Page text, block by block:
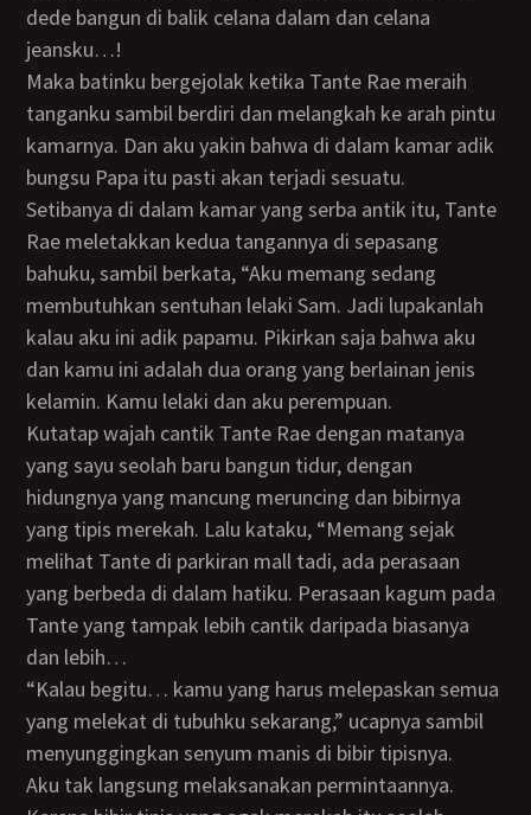
dede bangun di balik celana dalam dan celana
jeansku…!
Maka batinku bergejolak ketika Tante Rae meraih
tanganku sambil berdiri dan melangkah ke arah pintu
kamarnya. Dan aku yakin bahwa di dalam kamar adik
bungsu Papa itu pasti akan terjadi sesuatu.
Setibanya di dalam kamar yang serba antik itu, Tante
Rae meletakkan kedua tangannya di sepasang
bahuku, sambil berkata, “Aku memang sedang
membutuhkan sentuhan lelaki Sam. Jadi lupakanlah
kalau aku ini adik papamu. Pikirkan saja bahwa aku
dan kamu ini adalah dua orang yang berlainan jenis
kelamin. Kamu lelaki dan aku perempuan.
Kutatap wajah cantik Tante Rae dengan matanya
yang sayu seolah baru bangun tidur, dengan
hidungnya yang mancung meruncing dan bibirnya
yang tipis merekah. Lalu kataku, “Memang sejak
melihat Tante di parkiran mall tadi, ada perasaan
yang berbeda di dalam hatiku. Perasaan kagum pada
Tante yang tampak lebih cantik daripada biasanya
dan lebih…
“Kalau begitu… kamu yang harus melepaskan semua
yang melekat di tubuhku sekarang,” ucapnya sambil
menyunggingkan senyum manis di bibir tipisnya.
Aku tak langsung melaksanakan permintaannya.